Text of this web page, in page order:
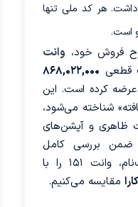
هر کد ملی تنها
است.
فروش خود، وانت
قطعی ۸۶۸,۰۲۲,۰۰۰
۹۰ روزه عرضه کرده است. این
شناخته می‌شود،
ظاهری و آپشن‌های
ضمن بررسی کامل
و شرایط ثبت‌نام، وانت ۱۵۱ را با
مقایسه می‌کنیم.